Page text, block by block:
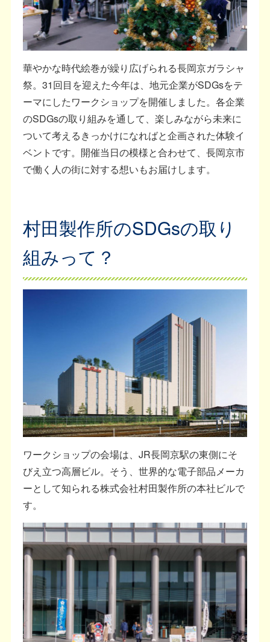
華やかな時代絵巻が繰り広げられる長岡京ガラシャ
祭。31回目を迎えた今年は、地元企業がSDGsをテ
ーマにしたワークショップを開催しました。各企業
のSDGsの取り組みを通して、楽しみながら未来に
ついて考えるきっかけになればと企画された体験イ
ベントです。開催当日の模様と合わせて、長岡京市
で働く人の街に対する想いもお届けします。
村田製作所のSDGsの取り
組みって？
ワークショップの会場は、JR長岡京駅の東側にそ
びえ立つ高層ビル。そう、世界的な電子部品メーカ
ーとして知られる株式会社村田製作所の本社ビルで
す。